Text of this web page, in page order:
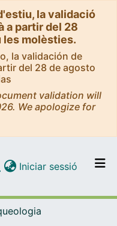
la validació
a partir del 28
les molèsties.
la validación de
del 28 de agosto
validation will
We apologize for
per tot el DD
Iniciar sessió (current)